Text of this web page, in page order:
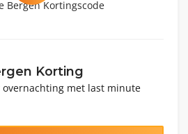
Korting
met last minute